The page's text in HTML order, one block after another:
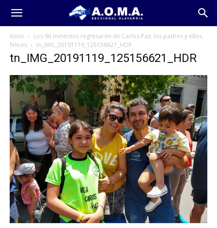
Inicio
Los 96 mineritos regresaron de Carlos Paz: los padres y ellos,
felices
tn_IMG_20191119_125156621_HDR
tn_IMG_20191119_125156621_HDR